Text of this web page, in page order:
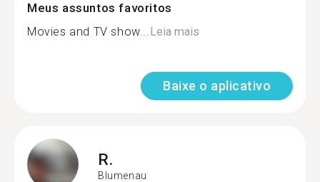
Meus assuntos favoritos
Movies and TV show...Leia mais
Baixe o aplicativo
R.
Blumenau